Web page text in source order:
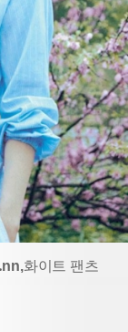
화이트 팬츠